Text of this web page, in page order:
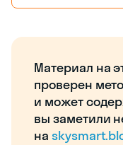
Материал на
проверен
и может
вы заметили
на